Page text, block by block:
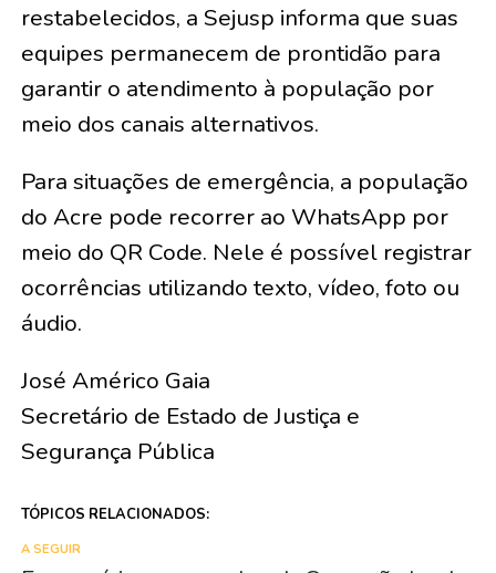
restabelecidos, a Sejusp informa que suas
equipes permanecem de prontidão para
garantir o atendimento à população por
meio dos canais alternativos.
Para situações de emergência, a população
do Acre pode recorrer ao WhatsApp por
meio do QR Code. Nele é possível registrar
ocorrências utilizando texto, vídeo, foto ou
áudio.
José Américo Gaia
Secretário de Estado de Justiça e
Segurança Pública
TÓPICOS RELACIONADOS:
A SEGUIR